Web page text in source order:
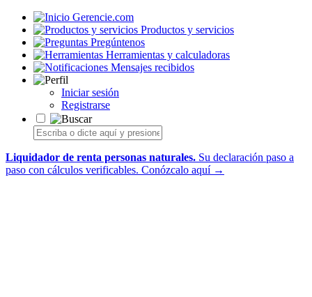
Gerencie.com
Productos y servicios
Pregúntenos
Herramientas y calculadoras
Mensajes recibidos
Iniciar sesión
Registrarse
Liquidador de renta personas naturales. Su declaración paso a
paso con cálculos verificables. Conózcalo aquí →